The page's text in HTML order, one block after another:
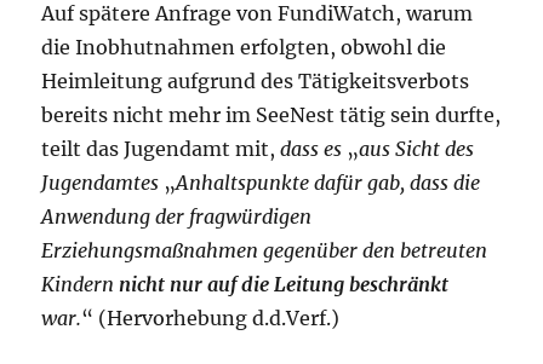
Auf spätere Anfrage von FundiWatch, warum
die Inobhutnahmen erfolgten, obwohl die
Heimleitung aufgrund des Tätigkeitsverbots
bereits nicht mehr im SeeNest tätig sein durfte,
teilt das Jugendamt mit,dass es „aus Sicht des
Jugendamtes „Anhaltspunkte dafür gab, dass die
Anwendung der fragwürdigen
Erziehungsmaßnahmen gegenüber den betreuten
Kindernnicht nur auf die Leitung beschränkt
war.“ (Hervorhebung d.d.Verf.)